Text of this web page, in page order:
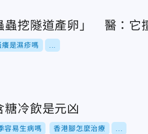
蟲挖隧道產卵」 醫：它
是濕疹嗎
糖冷飲是元凶
容易生病嗎 香港腳怎麼治療